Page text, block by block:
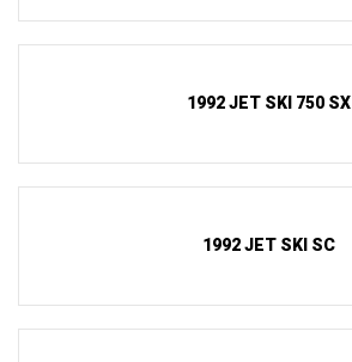
1992 JET SKI 750 SX
1992 JET SKI SC